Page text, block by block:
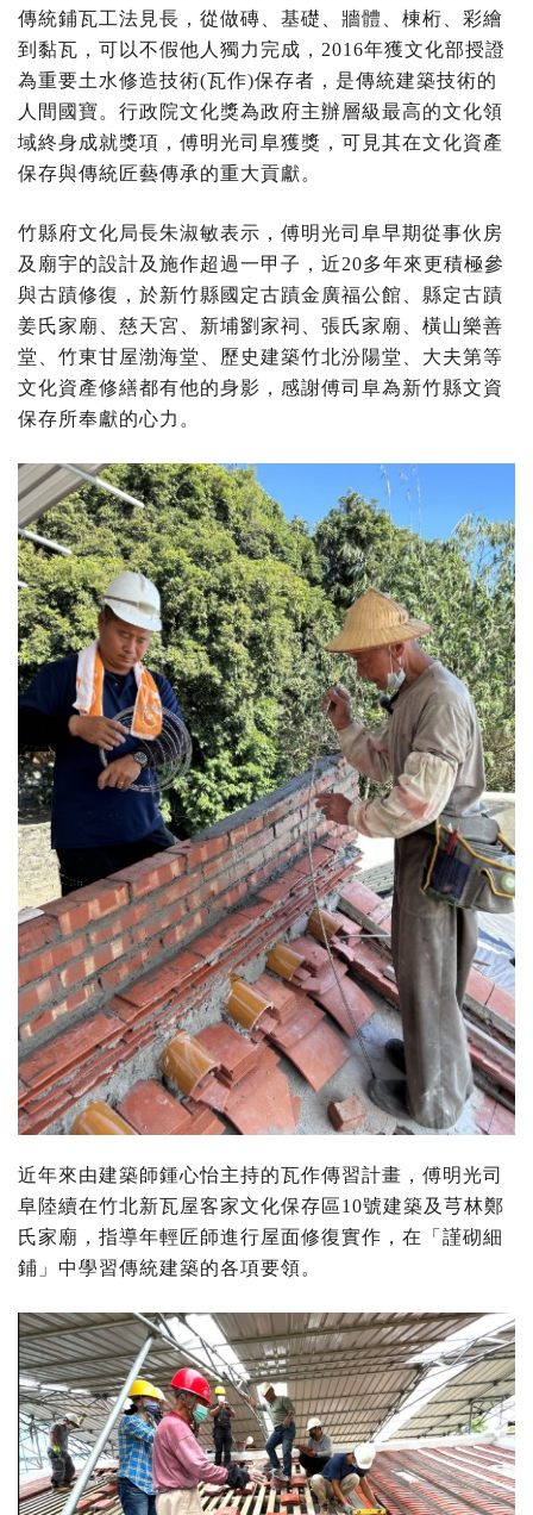
傳統鋪瓦工法見長，從做磚、基礎、牆體、棟桁、彩繪
到黏瓦，可以不假他人獨力完成，2016年獲文化部授證
為重要土水修造技術(瓦作)保存者，是傳統建築技術的
人間國寶。行政院文化獎為政府主辦層級最高的文化領
域終身成就獎項，傅明光司阜獲獎，可見其在文化資產
保存與傳統匠藝傳承的重大貢獻。
竹縣府文化局長朱淑敏表示，傅明光司阜早期從事伙房
及廟宇的設計及施作超過一甲子，近20多年來更積極參
與古蹟修復，於新竹縣國定古蹟金廣福公館、縣定古蹟
姜氏家廟、慈天宮、新埔劉家祠、張氏家廟、橫山樂善
堂、竹東甘屋渤海堂、歷史建築竹北汾陽堂、大夫第等
文化資產修繕都有他的身影，感謝傅司阜為新竹縣文資
保存所奉獻的心力。
近年來由建築師鍾心怡主持的瓦作傳習計畫，傅明光司
阜陸續在竹北新瓦屋客家文化保存區10號建築及芎林鄭
氏家廟，指導年輕匠師進行屋面修復實作，在「謹砌細
鋪」中學習傳統建築的各項要領。